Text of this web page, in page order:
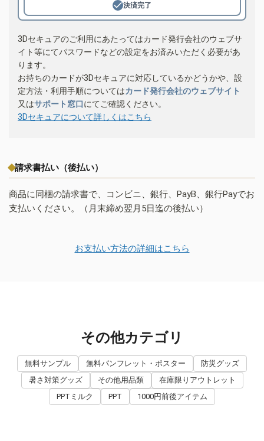
決済完了
3Dセキュアのご利用にあたってはカード発行会社のウェブサ
イト等にてパスワードなどの設定をお済みいただく必要があ
ります。
お持ちのカードが3Dセキュアに対応しているかどうかや、設
定方法・利用手順についてはカード発行会社のウェブサイト
又はサポート窓口にてご確認ください。
3Dセキュアについて詳しくはこちら
請求書払い（後払い）
商品に同梱の請求書で、コンビニ、銀行、PayB、銀行Payでお
支払いください。（月末締め翌月5日迄の後払い）
お支払い方法の詳細はこちら
その他カテゴリ
無料サンプル 無料パンフレット・ポスター
防災グッズ
暑さ対策グッズ
その他用品類
在庫限りアウトレット
PPTミルク
PPT 1000円前後アイテム